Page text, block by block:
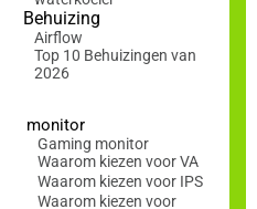
Behuizing
Airflow
Top 10 Behuizingen van
2026
monitor
Gaming monitor
Waarom kiezen voor VA
Waarom kiezen voor IPS
Waarom kiezen voor